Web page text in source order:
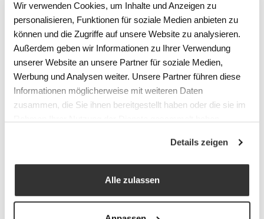
Wir verwenden Cookies, um Inhalte und Anzeigen zu
personalisieren, Funktionen für soziale Medien anbieten zu
können und die Zugriffe auf unsere Website zu analysieren.
Außerdem geben wir Informationen zu Ihrer Verwendung
unserer Website an unsere Partner für soziale Medien,
Werbung und Analysen weiter. Unsere Partner führen diese
Informationen möglicherweise mit weiteren Daten
zusammen, die Sie ihnen bereitgestellt haben oder die sie im
Details zeigen
Alle zulassen
Wäschewagen für einen Wäschesack mit 160
Litern Volumen anzuschaffen oder doch
besser einen Sammelwagen mit drei 3
Säcken.
3. Hygiene-Vorschriften
Wie bereits beim Wäschevolumen
angesprochen, können auch die Hygiene-
Vorschriften gewisse Beschränkungen bei
den Grössen der Wäschesäcke zur Folge